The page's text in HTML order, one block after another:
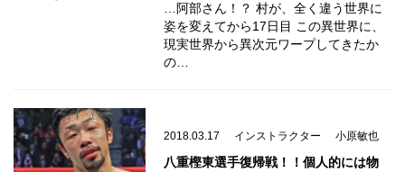
…阿部さん！？ 村が、全く違う世界に
姿を変えてから17日目 この異世界に、
現実世界から異次元ワープしてきたか
の…
2018.03.17 インストラクター 小原敏也
八重樫東選手復帰戦！！個人的には物